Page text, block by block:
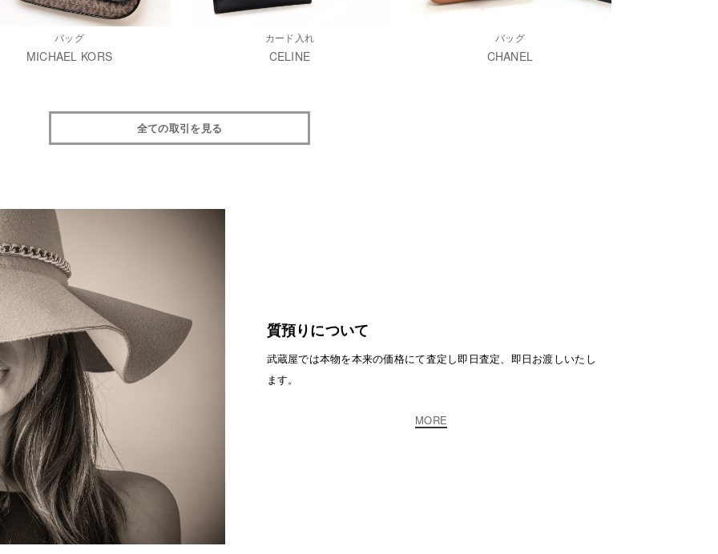
バッグ
MICHAEL KORS
カード入れ
CELINE
バッグ
CHANEL
全ての取引を見る
質預りについて
武蔵屋では本物を本来の価格にて査定し即日査定、即日お渡しいたし
ます。
MORE